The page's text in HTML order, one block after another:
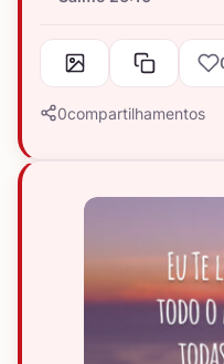
0compartilhamentos